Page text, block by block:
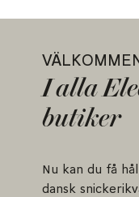
I alla
butiker
Nu kan du få
dansk